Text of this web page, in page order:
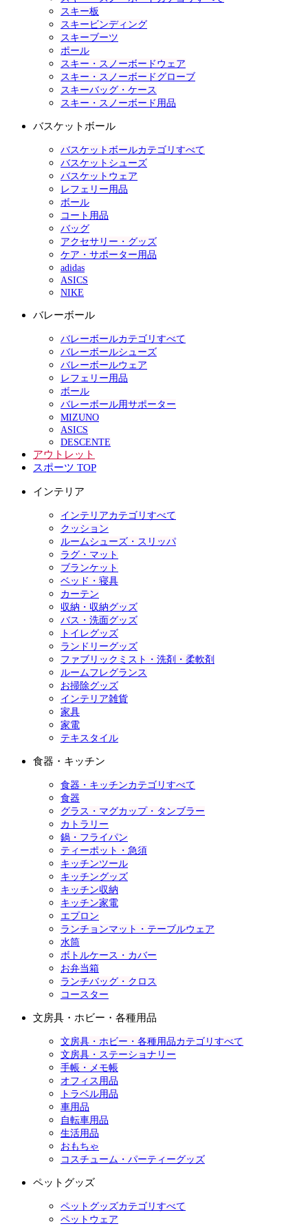
スキー板
スキービンディング
スキーブーツ
ポール
スキー・スノーボードウェア
スキー・スノーボードグローブ
スキーバッグ・ケース
スキー・スノーボード用品
バスケットボール
バスケットボールカテゴリすべて
バスケットシューズ
バスケットウェア
レフェリー用品
ボール
コート用品
バッグ
アクセサリー・グッズ
ケア・サポーター用品
adidas
ASICS
NIKE
バレーボール
バレーボールカテゴリすべて
バレーボールシューズ
バレーボールウェア
レフェリー用品
ボール
バレーボール用サポーター
MIZUNO
ASICS
DESCENTE
アウトレット
スポーツ TOP
インテリア
インテリアカテゴリすべて
クッション
ルームシューズ・スリッパ
ラグ・マット
ブランケット
ベッド・寝具
カーテン
収納・収納グッズ
バス・洗面グッズ
トイレグッズ
ランドリーグッズ
ファブリックミスト・洗剤・柔軟剤
ルームフレグランス
お掃除グッズ
インテリア雑貨
家具
家電
テキスタイル
食器・キッチン
食器・キッチンカテゴリすべて
食器
グラス・マグカップ・タンブラー
カトラリー
鍋・フライパン
ティーポット・急須
キッチンツール
キッチングッズ
キッチン収納
キッチン家電
エプロン
ランチョンマット・テーブルウェア
水筒
ボトルケース・カバー
お弁当箱
ランチバッグ・クロス
コースター
文房具・ホビー・各種用品
文房具・ホビー・各種用品カテゴリすべて
文房具・ステーショナリー
手帳・メモ帳
オフィス用品
トラベル用品
車用品
自転車用品
生活用品
おもちゃ
コスチューム・パーティーグッズ
ペットグッズ
ペットグッズカテゴリすべて
ペットウェア